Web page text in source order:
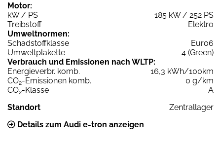
Motor:
kW / PS
185 kW / 252 PS
Treibstoff
Elektro
Umweltnormen:
Schadstoffklasse
Euro6
Umweltplakette
4 (Green)
Verbrauch und Emissionen nach WLTP:
Energieverbr. komb.
16,3 kWh/100km
CO2-Emissionen komb.
0 g/km
CO2-Klasse
A
Standort
Zentrallager
Details zum Audi e-tron anzeigen